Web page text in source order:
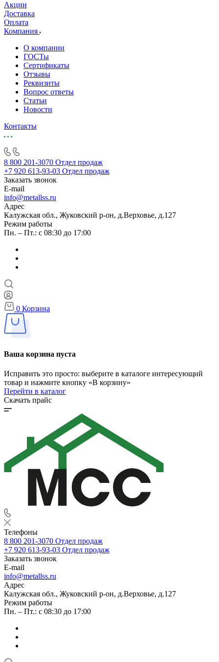
Акции
Доставка
Оплата
Компания
О компании
ГОСТы
Сертификаты
Отзывы
Реквизиты
Вопрос ответы
Статьи
Новости
Контакты
8 800 201-3070 Отдел продаж
+7 920 613-93-03 Отдел продаж
Заказать звонок
E-mail
info@metallss.ru
Адрес
Калужская обл., Жуковский р-он, д.Верховье, д.127
Режим работы
Пн. – Пт.: с 08:30 до 17:00
0 Корзина
Ваша корзина пуста
Исправить это просто: выберите в каталоге интересующий
товар и нажмите кнопку «В корзину»
Перейти в каталог
Скачать прайс
Телефоны
8 800 201-3070 Отдел продаж
+7 920 613-93-03 Отдел продаж
Заказать звонок
E-mail
info@metallss.ru
Адрес
Калужская обл., Жуковский р-он, д.Верховье, д.127
Режим работы
Пн. – Пт.: с 08:30 до 17:00